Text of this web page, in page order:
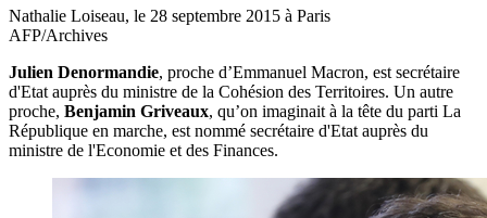
Nathalie Loiseau, le 28 septembre 2015 à Paris
AFP/Archives
Julien Denormandie, proche d’Emmanuel Macron, est secrétaire
d'Etat auprès du ministre de la Cohésion des Territoires. Un autre
proche, Benjamin Griveaux, qu’on imaginait à la tête du parti La
République en marche, est nommé secrétaire d'Etat auprès du
ministre de l'Economie et des Finances.